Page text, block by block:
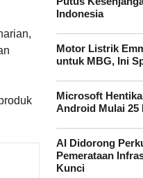
Indonesia
Motor Listrik
untuk MBG, Ini
Microsoft
Android Mulai 25
AI Didorong
Pemerataan
Kunci